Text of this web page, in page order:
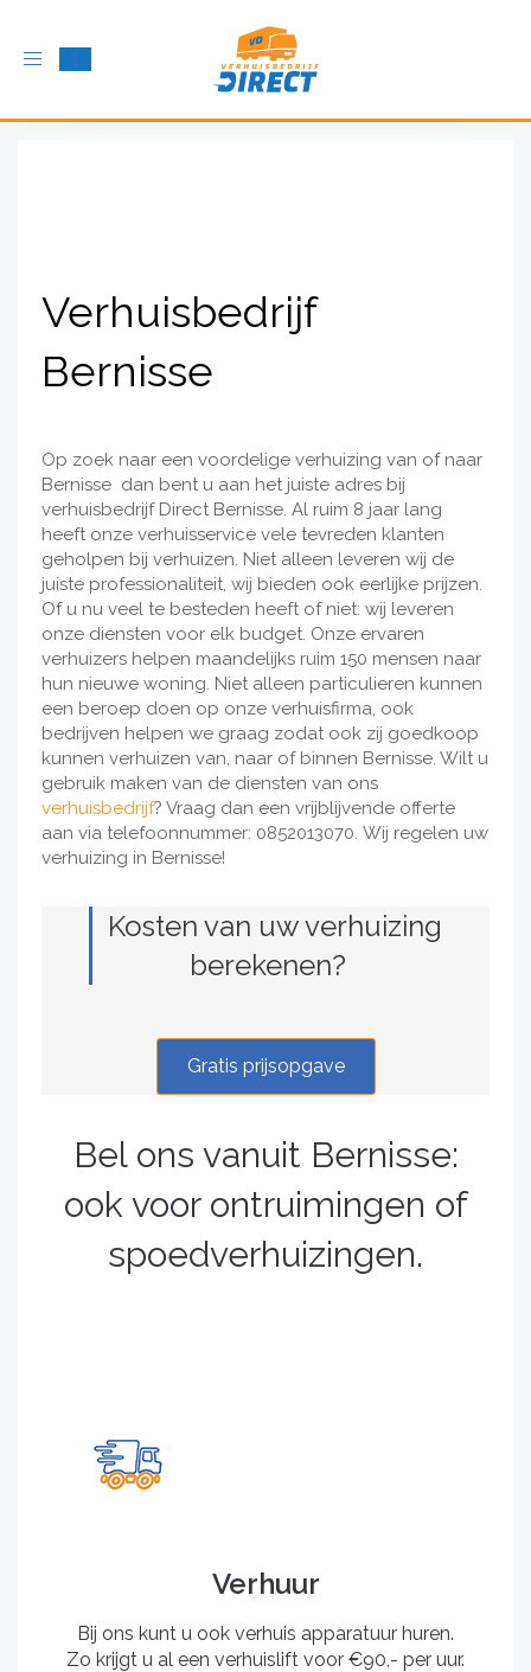
Schakel
Verhuisbedrijf
Bernisse
Op zoek naar een voordelige verhuizing van of naar
Bernisse dan bent u aan het juiste adres bij
verhuisbedrijf Direct Bernisse. Al ruim 8 jaar lang
heeft onze verhuisservice vele tevreden klanten
geholpen bij verhuizen. Niet alleen leveren wij de
juiste professionaliteit, wij bieden ook eerlijke prijzen.
Of u nu veel te besteden heeft of niet: wij leveren
onze diensten voor elk budget. Onze ervaren
verhuizers helpen maandelijks ruim 150 mensen naar
hun nieuwe woning. Niet alleen particulieren kunnen
een beroep doen op onze verhuisfirma, ook
bedrijven helpen we graag zodat ook zij goedkoop
kunnen verhuizen van, naar of binnen Bernisse. Wilt u
gebruik maken van de diensten van ons
verhuisbedrijf? Vraag dan een vrijblijvende offerte
aan via telefoonnummer: 0852013070. Wij regelen uw
verhuizing in Bernisse!
Kosten van uw verhuizing
berekenen?
Gratis prijsopgave
Bel ons vanuit Bernisse:
ook voor ontruimingen of
spoedverhuizingen.
Verhuur
Bij ons kunt u ook verhuis apparatuur huren.
Zo krijgt u al een verhuislift voor €90,- per uur.